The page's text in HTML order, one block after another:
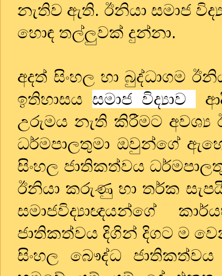
නැතිව ඇති. ඊනියා සමාජ
හොඳ තල්ලුවක් දුන්නා.
අදත් සිංහල හා බුද්ධාගම
ඉතිහාසය සමාජ විද්‍යාව
උරුමය නැති කිරීමට අවශ්‍ය
ධර්මපාලතුමා ඔවුන්ගේ
සිංහල ජාතිකත්වය
ඊනියා කරුණු හා තර්ක
සමාජවිද්‍යාඥයන්ගේ
ජාතිකත්වය දිගින් දිගට ම
සිංහල බෞද්ධ ජාතිකත්වය